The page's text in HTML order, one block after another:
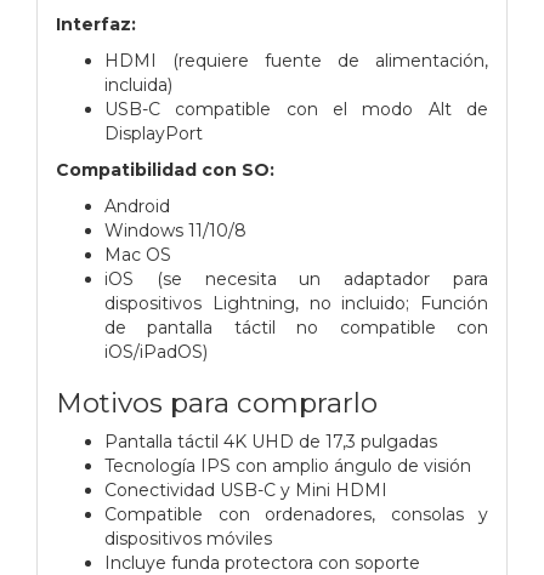
Interfaz:
HDMI (requiere fuente de alimentación,
incluida)
USB-C compatible con el modo Alt de
DisplayPort
Compatibilidad con SO:
Android
Windows 11/10/8
Mac OS
iOS (se necesita un adaptador para
dispositivos Lightning, no incluido; Función
de pantalla táctil no compatible con
iOS/iPadOS)
Motivos para comprarlo
Pantalla táctil 4K UHD de 17,3 pulgadas
Tecnología IPS con amplio ángulo de visión
Conectividad USB-C y Mini HDMI
Compatible con ordenadores, consolas y
dispositivos móviles
Incluye funda protectora con soporte